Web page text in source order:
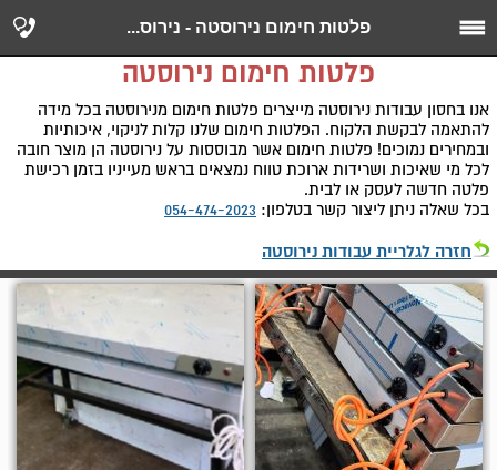
פלטות חימום נירוסטה - נירוס...
פלטות חימום נירוסטה
אנו בחסון עבודות נירוסטה מייצרים פלטות חימום מנירוסטה בכל מידה
להתאמה לבקשת הלקוח. הפלטות חימום שלנו קלות לניקוי, איכותיות
ובמחירים נמוכים! פלטות חימום אשר מבוססות על נירוסטה הן מוצר חובה
לכל מי שאיכות ושרידות ארוכת טווח נמצאים בראש מעייניו בזמן רכישת
פלטה חדשה לעסק או לבית.
בכל שאלה ניתן ליצור קשר בטלפון: 054-474-2023
חזרה לגלריית עבודות נירוסטה